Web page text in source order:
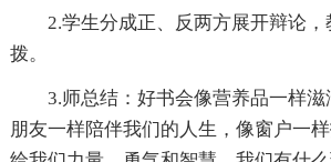
2.学生分成正、反两方展开辩论
拨。
3.师总结：好书会像营养品一样
朋友一样陪伴我们的人生，像窗户一